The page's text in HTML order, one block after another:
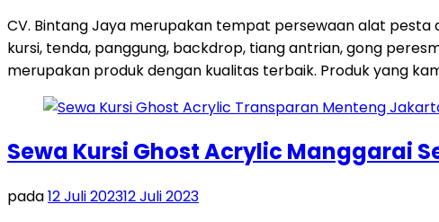
CV. Bintang Jaya merupakan tempat persewaan alat
kursi, tenda, panggung, backdrop, tiang antrian, gong
merupakan produk dengan kualitas terbaik. Produk yang
Sewa Kursi Ghost Acrylic Manggarai
pada12 Juli 202312 Juli 2023